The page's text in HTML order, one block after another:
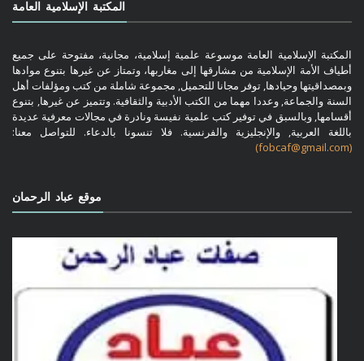
المكتبة الإسلامية العامة
المكتبة الإسلامية العامة موسوعة علمية إسلامية، مجانية، مفتوحة على جميع
أطياف الأمة الإسلامية من مشارقها إلى مغاربها، وتمتاز عن غيرها بتنوع موادها
وبمصداقيتها وحيادها, توفر مجانا للتحميل, مجموعة شاملة من كتب ومؤلفات أهل
السنة والجماعة, وعددا مهما من الكتب الأدبية والثقافية. وتتميز عن غيرها, بتنوع
أقسامها, وبالسبق في توفير كتب علمية نفيسة ونادرة في مجالات معرفية عديدة
باللغة العربية, والإنجليزية والفرنسية. فلا تنسونا بالدعاء. للتواصل معنا:
(fobcaf@gmail.com)
موقع عباد الرحمان